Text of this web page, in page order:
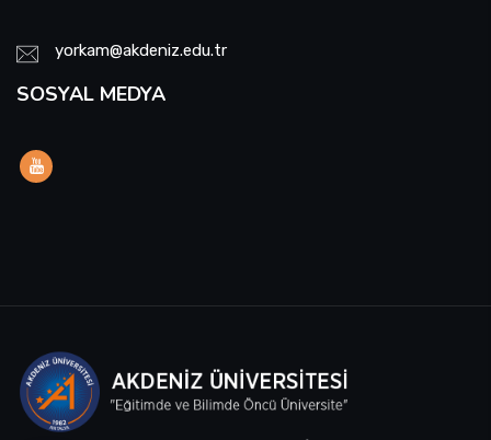
yorkam@akdeniz.edu.tr
SOSYAL MEDYA